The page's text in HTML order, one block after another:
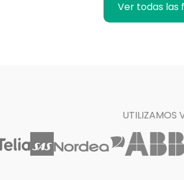
Ver todas las
UTILIZAMOS